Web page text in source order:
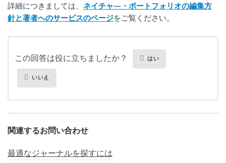
詳細につきましては、 ネイチャ―・ポートフォリオの編集方
針と著者へのサービスのページをご覧ください。
この回答は役に立ちましたか？ はい
いいえ
関連するお問い合わせ
最適なジャーナルを探すには